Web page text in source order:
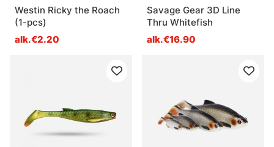
Westin Ricky the Roach
(1-pcs)
alk.€2.20
Savage Gear 3D Line
Thru Whitefish
alk.€16.90